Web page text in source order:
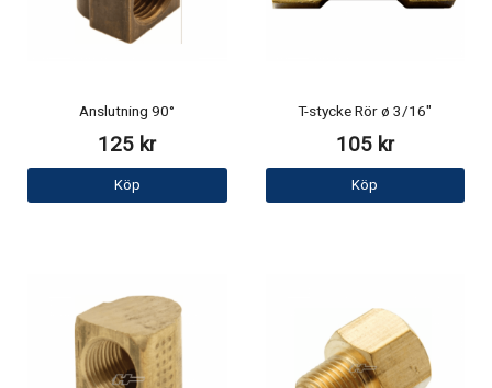
Anslutning 90°
125 kr
Köp
T-stycke Rör ø 3/16"
105 kr
Köp